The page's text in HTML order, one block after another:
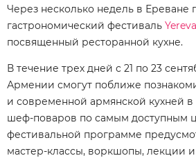
Через несколько недель в Ереване
гастрономический фестиваль
посвященный ресторанной кухне.
В течение трех дней с 21 по 23
Армении смогут поближе
и современной армянской кухней
шеф-поваров по самым доступным
фестивальной программе
мастер-классы, воркшопы, лекции